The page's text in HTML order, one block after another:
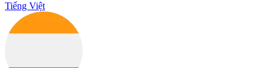
Tiếng Việt